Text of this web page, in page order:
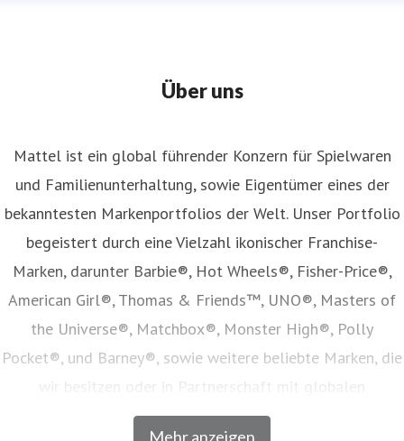
Über uns
Mehr anzeigen
Mattel ist ein global führender Konzern für Spielwaren
und Familienunterhaltung, sowie Eigentümer eines der
bekanntesten Markenportfolios der Welt. Unser Portfolio
begeistert durch eine Vielzahl ikonischer Franchise-
Marken, darunter Barbie®, Hot Wheels®, Fisher-Price®,
American Girl®, Thomas & Friends™, UNO®, Masters of
the Universe®, Matchbox®, Monster High®, Polly
Pocket®, und Barney®, sowie weitere beliebte Marken, die
wir besitzen oder in Partnerschaft mit globalen
Unterhaltungsunternehmen lizenzieren. Unser Angebot